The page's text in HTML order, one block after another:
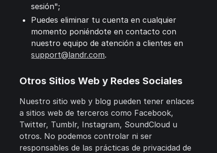
sesión";
Puedes eliminar tu cuenta en cualquier
momento poniéndote en contacto con
nuestro equipo de atención a clientes en
support@landr.com.
Otros Sitios Web y Redes Sociales
Nuestro sitio web y blog pueden tener enlaces
a sitios web de terceros como Facebook,
Twitter, Tumblr, Instagram, SoundCloud u
otros. No podemos controlar ni ser
responsables de las prácticas de privacidad de